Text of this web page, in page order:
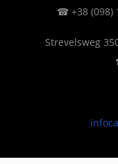
☎ +38 (098)
Strevelsweg